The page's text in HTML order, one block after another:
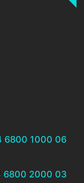
6800 1000 06
6800 2000 03